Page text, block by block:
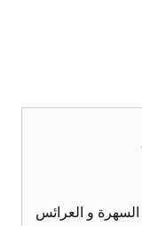
و العرائس